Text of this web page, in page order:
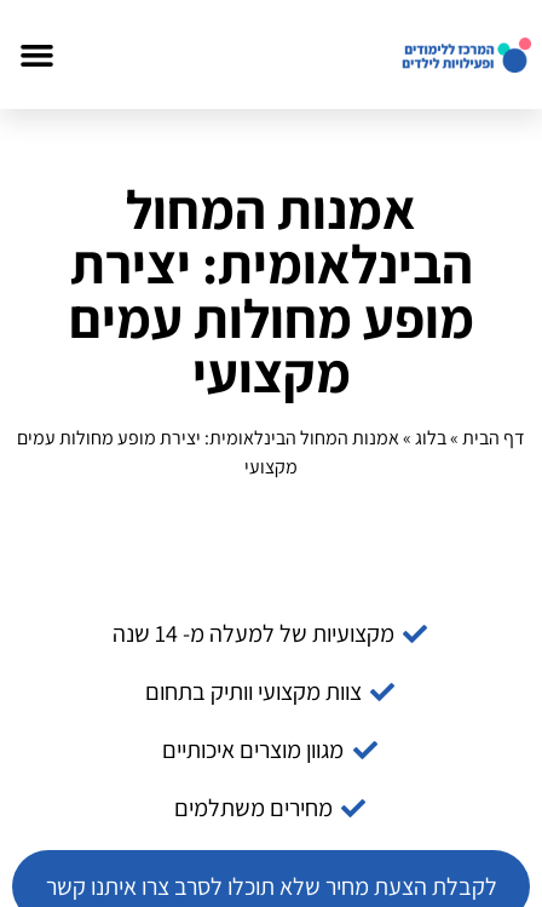
אמנות המחול
הבינלאומית: יצירת
מופע מחולות עמים
מקצועי
דף הבית»בלוג»אמנות המחול הבינלאומית: יצירת מופע מחולות עמים
מקצועי
מקצועיות של למעלה מ- 14 שנה
צוות מקצועי וותיק בתחום
מגוון מוצרים איכותיים
מחירים משתלמים
לקבלת הצעת מחיר שלא תוכלו לסרב צרו איתנו קשר